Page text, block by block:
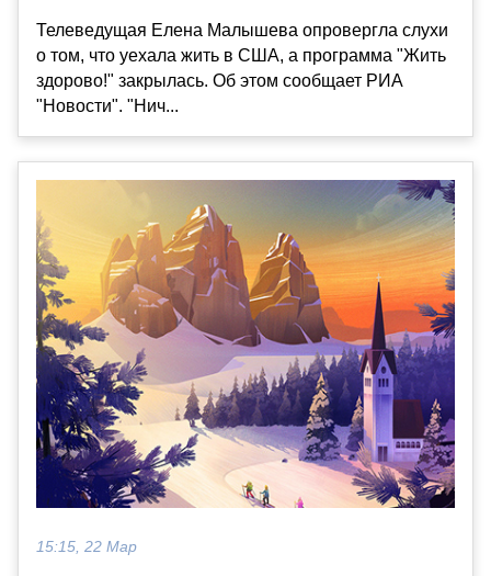
Телеведущая Елена Малышева опровергла слухи
о том, что уехала жить в США, а программа "Жить
здорово!" закрылась. Об этом сообщает РИА
"Новости". "Нич...
15:15, 22 Мар